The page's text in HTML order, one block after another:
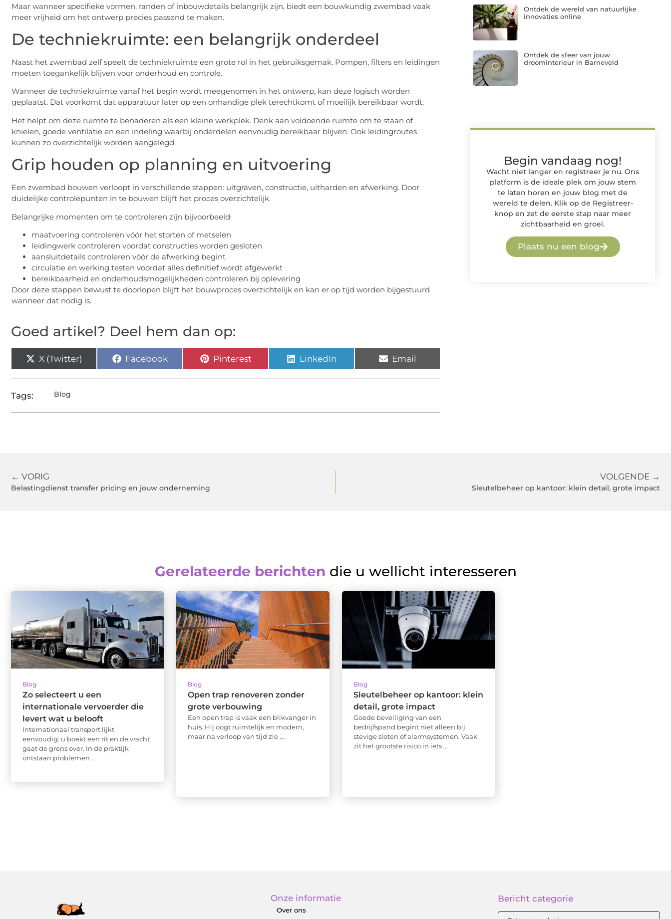
Maar wanneer specifieke vormen, randen of inbouwdetails belangrijk zijn, biedt een bouwkundig zwembad vaak
meer vrijheid om het ontwerp precies passend te maken.
De techniekruimte: een belangrijk onderdeel
Naast het zwembad zelf speelt de techniekruimte een grote rol in het gebruiksgemak. Pompen, filters en leidingen
moeten toegankelijk blijven voor onderhoud en controle.
Wanneer de techniekruimte vanaf het begin wordt meegenomen in het ontwerp, kan deze logisch worden
geplaatst. Dat voorkomt dat apparatuur later op een onhandige plek terechtkomt of moeilijk bereikbaar wordt.
Het helpt om deze ruimte te benaderen als een kleine werkplek. Denk aan voldoende ruimte om te staan of
knielen, goede ventilatie en een indeling waarbij onderdelen eenvoudig bereikbaar blijven. Ook leidingroutes
kunnen zo overzichtelijk worden aangelegd.
Grip houden op planning en uitvoering
Een zwembad bouwen verloopt in verschillende stappen: uitgraven, constructie, uitharden en afwerking. Door
duidelijke controlepunten in te bouwen blijft het proces overzichtelijk.
Belangrijke momenten om te controleren zijn bijvoorbeeld:
maatvoering controleren vóór het storten of metselen
leidingwerk controleren voordat constructies worden gesloten
aansluitdetails controleren vóór de afwerking begint
circulatie en werking testen voordat alles definitief wordt afgewerkt
bereikbaarheid en onderhoudsmogelijkheden controleren bij oplevering
Door deze stappen bewust te doorlopen blijft het bouwproces overzichtelijk en kan er op tijd worden bijgestuurd
wanneer dat nodig is.
Goed artikel? Deel hem dan op:
X (Twitter) Facebook Pinterest LinkedIn Email
Tags: Blog
Ontdek de wereld van natuurlijke
innovaties online
Ontdek de sfeer van jouw
droominterieur in Barneveld
Begin vandaag nog!
Wacht niet langer en registreer je nu. Ons
platform is de ideale plek om jouw stem
te laten horen en jouw blog met de
wereld te delen. Klik op de Registreer-
knop en zet de eerste stap naar meer
zichtbaarheid en groei.
Plaats nu een blog
← VORIG
Belastingdienst transfer pricing en jouw onderneming
VOLGENDE →
Sleutelbeheer op kantoor: klein detail, grote impact
Gerelateerde berichten die u wellicht interesseren
Blog
Zo selecteert u een
internationale vervoerder die
levert wat u belooft
Internationaal transport lijkt
eenvoudig: u boekt een rit en de vracht
gaat de grens over. In de praktijk
ontstaan problemen ...
Blog
Open trap renoveren zonder
grote verbouwing
Een open trap is vaak een blikvanger in
huis. Hij oogt ruimtelijk en modern,
maar na verloop van tijd zie ...
Blog
Sleutelbeheer op kantoor: klein
detail, grote impact
Goede beveiliging van een
bedrijfspand begint niet alleen bij
stevige sloten of alarmsystemen. Vaak
zit het grootste risico in iets ...
Onze informatie
Over ons
Bericht categorie